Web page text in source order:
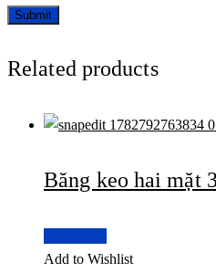
Related products
Băng keo hai mặt
Add to Wishlist